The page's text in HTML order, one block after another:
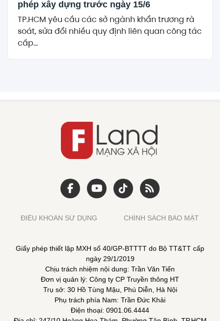
phép xây dựng trước ngày 15/6
TP.HCM yêu cầu các sở ngành khẩn trương rà
soát, sửa đổi nhiều quy định liên quan công tác
cấp...
ĐIỀU KHOẢN SỬ DỤNG CHÍNH SÁCH BẢO MẬT
Giấy phép thiết lập MXH số 40/GP-BTTTT do Bộ TT&TT cấp
ngày 29/1/2019
Chịu trách nhiệm nội dung: Trần Văn Tiến
Đơn vị quản lý: Công ty CP Truyền thông HT
Trụ sở: 30 Hồ Tùng Mậu, Phú Diễn, Hà Nội
Phụ trách phía Nam: Trần Đức Khải
Điện thoại: 0901.06.4444